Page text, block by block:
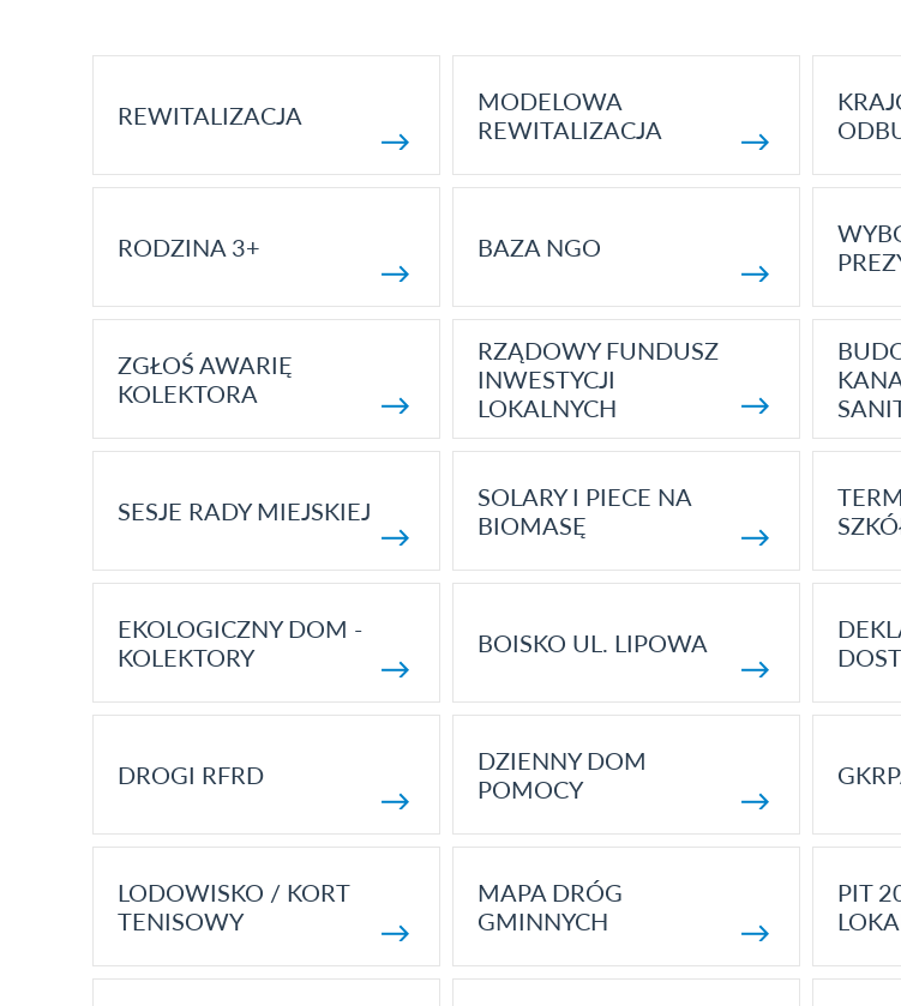
REWITALIZACJA
MODELOWA
REWITALIZACJA
RODZINA 3+ BAZA NGO
ZGŁOŚ AWARIĘ
KOLEKTORA
RZĄDOWY FUNDUSZ
INWESTYCJI
LOKALNYCH
SESJE RADY MIEJSKIEJ
SOLARY I PIECE NA
BIOMASĘ
EKOLOGICZNY DOM -
KOLEKTORY
BOISKO UL. LIPOWA
DROGI RFRD
DZIENNY DOM
POMOCY
LODOWISKO / KORT
TENISOWY
MAPA DRÓG
GMINNYCH
PIT